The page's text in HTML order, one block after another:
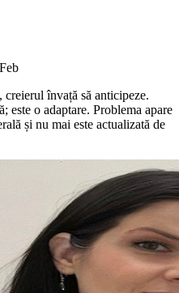
învață să anticipeze.
este o adaptare. Problema apare
și nu mai este actualizată de